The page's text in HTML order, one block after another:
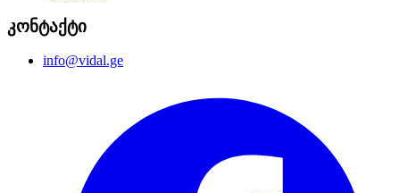
კონტაქტი
info@vidal.ge